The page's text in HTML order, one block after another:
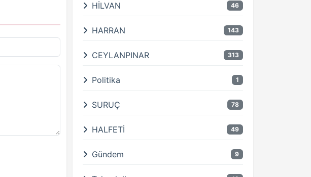
HİLVAN 46
HARRAN 143
CEYLANPINAR 313
Politika 1
SURUÇ 78
HALFETİ 49
Gündem 9